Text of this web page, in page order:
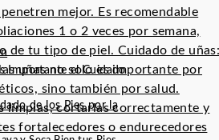
mejor. Es recomendable
1 o 2 veces por semana,
de tu tipo de piel. Cuidado de
uñas no solo es importante por
sino también por salud.
limpias, cortarlas correctamente y
fortalecedores o endurecedores
Importante el Cuidado
de los Pies por la